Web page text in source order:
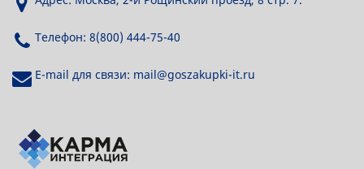
Телефон: 8(800) 444-75-40
E-mail для связи: mail@goszakupki-it.ru